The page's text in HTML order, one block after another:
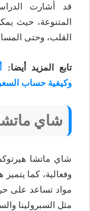
قد أشارت
المتنوعة، حيث
القلب، وحتى
تابع المزيد أيضا:
وكيفية حساب
شاي
شاي ماتشا
وفعالية، كما
مواد تساعد على
مثل السبرولينا